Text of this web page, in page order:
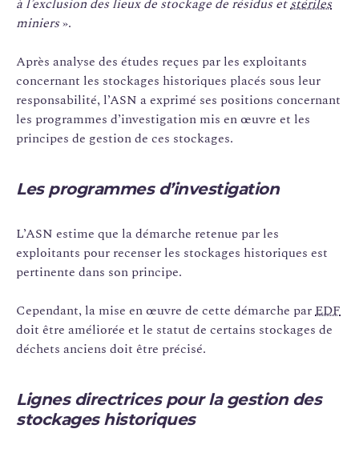
à l’exclusion des lieux de stockage de résidus etstériles
miniers».
Après analyse des études reçues par les exploitants
concernant les stockages historiques placés sous leur
responsabilité, l’ASN a exprimé ses positions concernant
les programmes d’investigation mis en œuvre et les
principes de gestion de ces stockages.
Les programmes d’investigation
L’ASN estime que la démarche retenue par les
exploitants pour recenser les stockages historiques est
pertinente dans son principe.
Cependant, la mise en œuvre de cette démarche parEDF
doit être améliorée et le statut de certains stockages de
déchets anciens doit être précisé.
Lignes directrices pour la gestion des
stockages historiques